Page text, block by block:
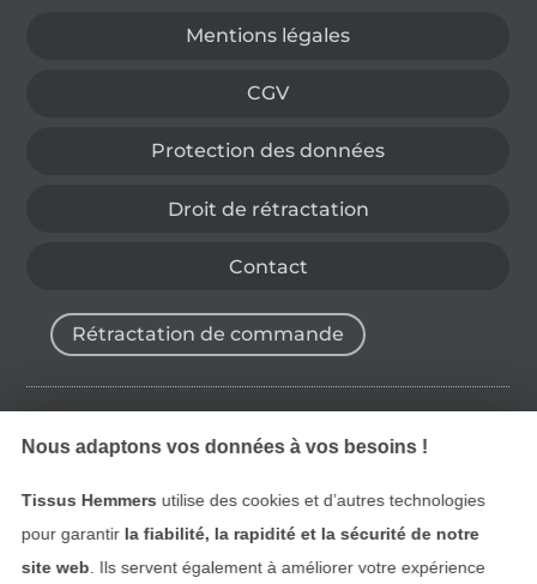
Mentions légales
CGV
Protection des données
Droit de rétractation
Contact
Rétractation de commande
Trouvez plus d’idées
Nous adaptons vos données à vos besoins !
Tissus Hemmers utilise des cookies et d’autres technologies
pour garantir la fiabilité, la rapidité et la sécurité de notre
site web . Ils servent également à améliorer votre expérience